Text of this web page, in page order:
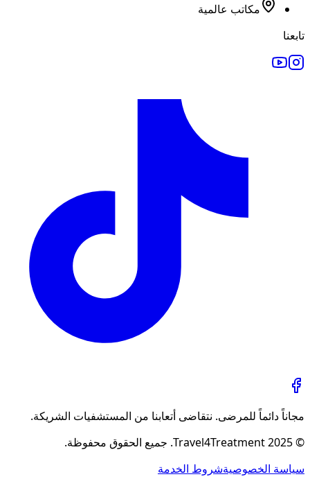
مكاتب عالمية
تابعنا
مجاناً دائماً للمرضى. نتقاضى أتعابنا من المستشفيات الشريكة.
© 2025 Travel4Treatment. جميع الحقوق محفوظة.
سياسة الخصوصيةشروط الخدمة